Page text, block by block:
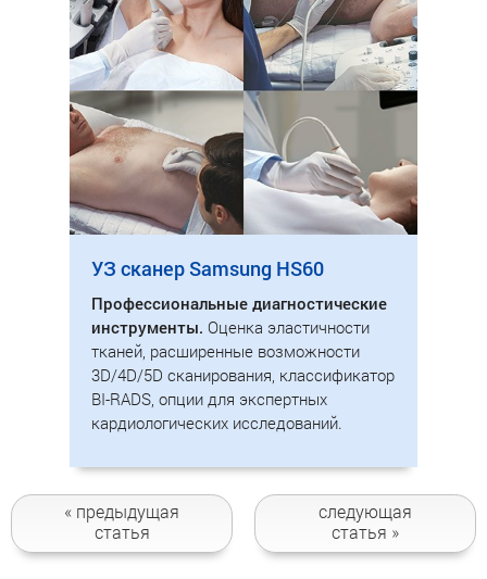
УЗ сканер Samsung HS60
Профессиональные диагностические
инструменты. Оценка эластичности
тканей, расширенные возможности
3D/4D/5D сканирования, классификатор
BI-RADS, опции для экспертных
кардиологических исследований.
« предыдущая
статья
следующая
статья »